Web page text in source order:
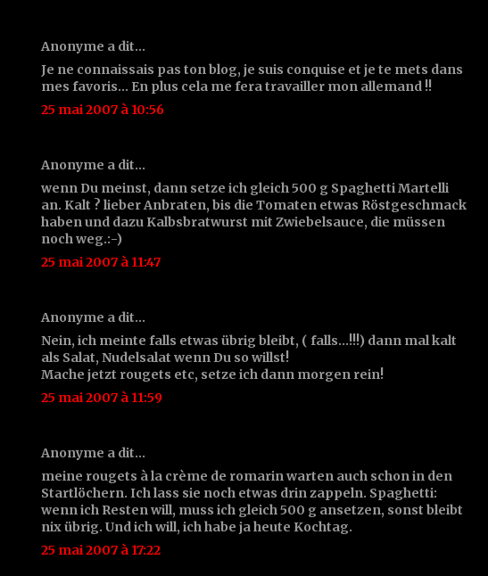
Anonyme a dit…
Je ne connaissais pas ton blog, je suis conquise et je te mets dans
mes favoris... En plus cela me fera travailler mon allemand !!
25 mai 2007 à 10:56
Anonyme a dit…
wenn Du meinst, dann setze ich gleich 500 g Spaghetti Martelli
an. Kalt ? lieber Anbraten, bis die Tomaten etwas Röstgeschmack
haben und dazu Kalbsbratwurst mit Zwiebelsauce, die müssen
noch weg.:-)
25 mai 2007 à 11:47
Anonyme a dit…
Nein, ich meinte falls etwas übrig bleibt, ( falls...!!!) dann mal kalt
als Salat, Nudelsalat wenn Du so willst!
Mache jetzt rougets etc, setze ich dann morgen rein!
25 mai 2007 à 11:59
Anonyme a dit…
meine rougets à la crème de romarin warten auch schon in den
Startlöchern. Ich lass sie noch etwas drin zappeln. Spaghetti:
wenn ich Resten will, muss ich gleich 500 g ansetzen, sonst bleibt
nix übrig. Und ich will, ich habe ja heute Kochtag.
25 mai 2007 à 17:22